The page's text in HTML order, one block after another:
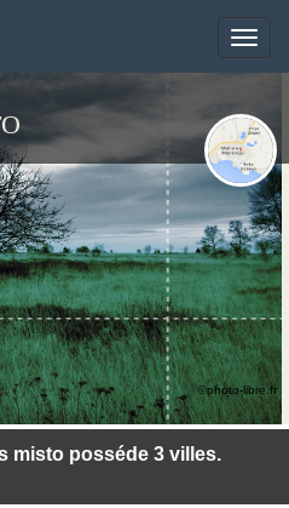
Toggle
misto posséde 3 villes.
©photo-libre.fr
Toggle